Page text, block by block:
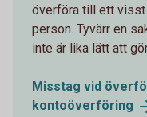
överföra till ett visst
person. Tyvärr en
inte är lika lätt att
Misstag vid
kontoöverföring